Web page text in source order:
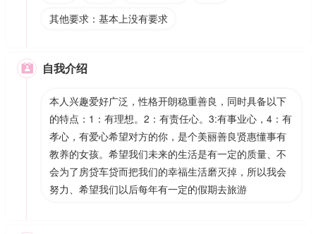
其他要求：基本上没有要求
 自我介绍
本人兴趣爱好广泛，性格开朗稳重善良，同时具备以下
的特点：1：有理想。2：有责任心。3:有事业心，4：有
孝心，有爱心希望对方的你，是个美丽善良贤惠懂事有
教养的女孩。希望我们未来的生活是有一定的质量、不
会为了房贷车贷而把我们的幸福生活磨灭掉，所以我会
努力、希望我们以后每年有一定的假期去旅游